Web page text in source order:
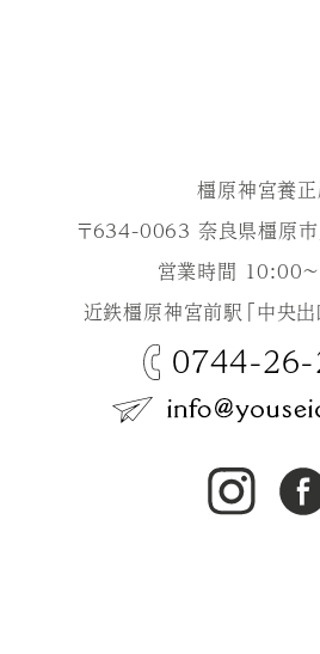
橿原神宮養
〒634-0063 奈良県橿原
営業時間 10:00
近鉄橿原神宮前駅「中央出
0744-